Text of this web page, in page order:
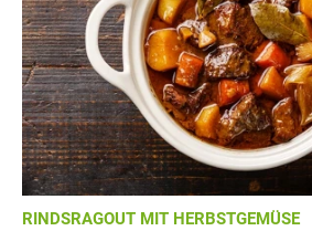
RINDSRAGOUT MIT HERBSTGEMÜSE